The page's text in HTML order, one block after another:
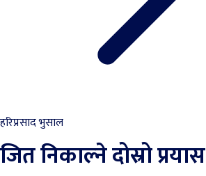
हरिप्रसाद भुसाल
जित निकाल्ने दोस्रो प्रयास